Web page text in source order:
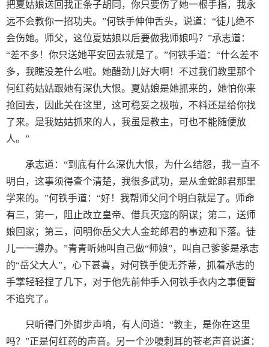
把夏姑娘送回我正条子胡同，你只要伤了她一根手指，我永
远不会教你一招功夫。”何铁手伸伸舌头，说道：“徒儿绝不
会伤她。师父，这位夏姑娘以后要做我师娘吗？”承志道：
“差不多！你只送她平安回去就是了。”何铁手道：“什么差不
多，我瞧没差什么啦。她醋劲儿好大啊！不过我们教里那个
何红药姑姑跟她有深仇大恨。夏姑娘是她抓来的，她怕你来
抢回去，因此关在这里，这可稳妥之极啦，不料还是给你找
了来。是我姑姑抓来的人，我虽是教主，可也不能随便放
人。”
承志道：“到底有什么深仇大恨，为什么结怨，我一直不
明白，这事须得查个清楚，我很多武功，是从金蛇郎君那里
学来的。”何铁手道：“好！我帮师父问个明白就是了。师命
有三，第一，阻止改立皇帝、借兵灭寇的阴谋；第二，送师
娘回家；第三，问明你岳父大人金蛇郎君的事迹和下落。徒
儿一一遵办。”青青听她叫自己做“师娘”，叫自己爹爹是承志
的“岳父大人”，心下甚喜，对何铁手便无芥蒂，抓着承志的
手掌轻轻捏了几下，对于他先前伸手入何铁手衣内之事便暂
不追究了。
只听得门外脚步声响，有人问道：“教主，是你在这里
吗？”正是何红药的声音。另一个沙嗄刺耳的苍老声音说道：